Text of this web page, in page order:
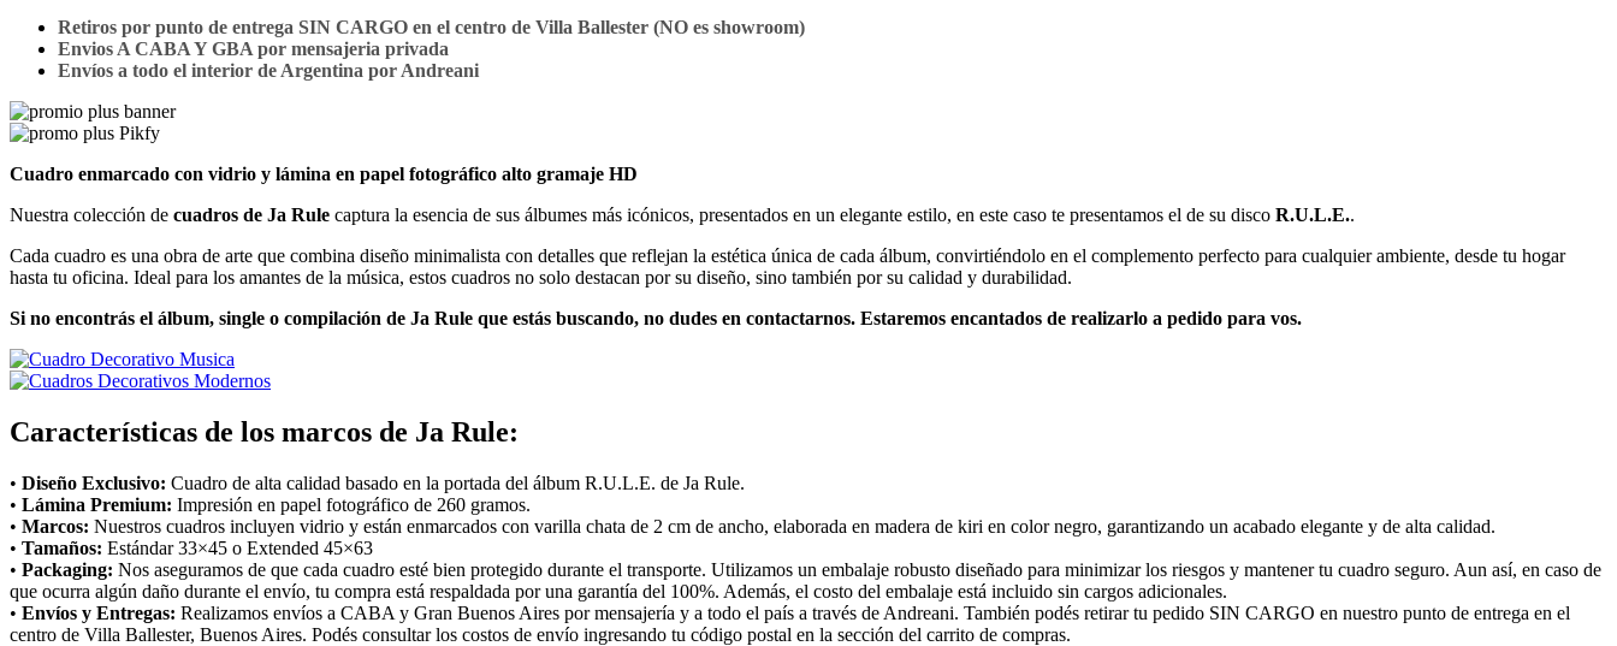
Retiros por punto de entrega SIN CARGO en el centro de Villa Ballester (NO es showroom)
Envios A CABA Y GBA por mensajeria privada
Envíos a todo el interior de Argentina por Andreani
Cuadro enmarcado con vidrio y lámina en papel fotográfico alto gramaje HD
Nuestra colección de cuadros de Ja Rule captura la esencia de sus álbumes más icónicos, presentados en un elegante estilo, en este caso te presentamos el de su disco R.U.L.E..
Cada cuadro es una obra de arte que combina diseño minimalista con detalles que reflejan la estética única de cada álbum, convirtiéndolo en el complemento perfecto para cualquier ambiente, desde tu hogar
hasta tu oficina. Ideal para los amantes de la música, estos cuadros no solo destacan por su diseño, sino también por su calidad y durabilidad.
Si no encontrás el álbum, single o compilación de Ja Rule que estás buscando, no dudes en contactarnos. Estaremos encantados de realizarlo a pedido para vos.
Características de los marcos de Ja Rule:
• Diseño Exclusivo: Cuadro de alta calidad basado en la portada del álbum R.U.L.E. de Ja Rule.
• Lámina Premium: Impresión en papel fotográfico de 260 gramos.
• Marcos: Nuestros cuadros incluyen vidrio y están enmarcados con varilla chata de 2 cm de ancho, elaborada en madera de kiri en color negro, garantizando un acabado elegante y de alta calidad.
• Tamaños: Estándar 33×45 o Extended 45×63
• Packaging: Nos aseguramos de que cada cuadro esté bien protegido durante el transporte. Utilizamos un embalaje robusto diseñado para minimizar los riesgos y mantener tu cuadro seguro. Aun así, en caso de
que ocurra algún daño durante el envío, tu compra está respaldada por una garantía del 100%. Además, el costo del embalaje está incluido sin cargos adicionales.
• Envíos y Entregas: Realizamos envíos a CABA y Gran Buenos Aires por mensajería y a todo el país a través de Andreani. También podés retirar tu pedido SIN CARGO en nuestro punto de entrega en el
centro de Villa Ballester, Buenos Aires. Podés consultar los costos de envío ingresando tu código postal en la sección del carrito de compras.